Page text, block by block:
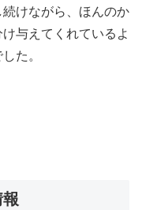
けながら、ほんのか
与えてくれているよ
た。
報